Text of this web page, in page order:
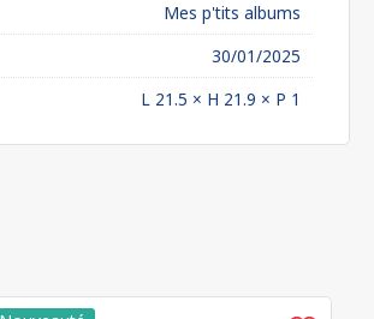
Mes p'tits albums
30/01/2025
L 21.5 × H 21.9 × P 1